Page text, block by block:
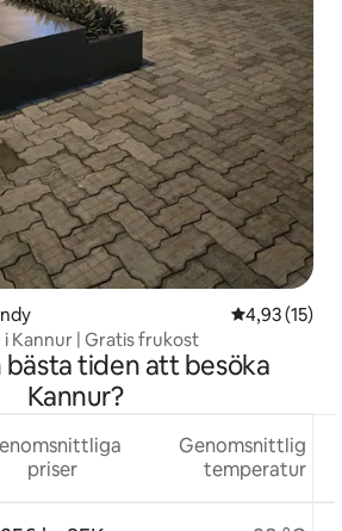
4,93 av 5 i
4,93 (15)
Kannur | Gratis frukost
bästa tiden att besöka
Kannur?
priser
Genomsnittlig
temperatur